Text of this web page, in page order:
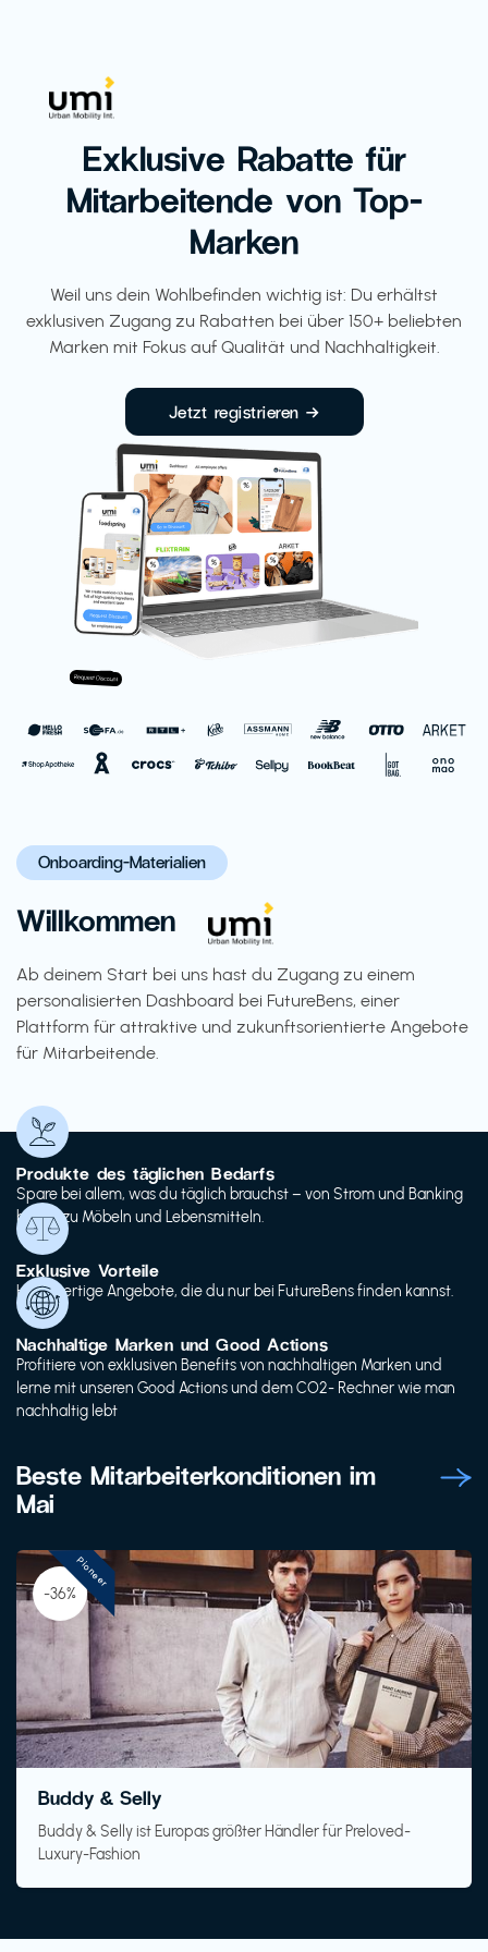
Exklusive Rabatte für
Mitarbeitende von Top-
Marken
Weil uns dein Wohlbefinden wichtig ist: Du erhältst
exklusiven Zugang zu Rabatten bei über 150+ beliebten
Marken mit Fokus auf Qualität und Nachhaltigkeit.
Jetzt registrieren →
Onboarding-Materialien
Willkommen
Ab deinem Start bei uns hast du Zugang zu einem
personalisierten Dashboard bei FutureBens, einer
Plattform für attraktive und zukunftsorientierte Angebote
für Mitarbeitende.
Produkte des täglichen Bedarfs
Spare bei allem, was du täglich brauchst – von Strom und Banking
bis hin zu Möbeln und Lebensmitteln.
Exklusive Vorteile
Hochwertige Angebote, die du nur bei FutureBens finden kannst.
Nachhaltige Marken und Good Actions
Profitiere von exklusiven Benefits von nachhaltigen Marken und
lerne mit unseren Good Actions und dem CO2- Rechner wie man
nachhaltig lebt
Beste Mitarbeiterkonditionen im
Mai
-36%
Buddy & Selly
Buddy & Selly ist Europas größter Händler für Preloved-
Luxury-Fashion
Pioneer